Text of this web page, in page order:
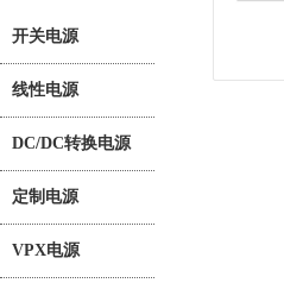
开关电源
线性电源
DC/DC转换电源
定制电源
VPX电源